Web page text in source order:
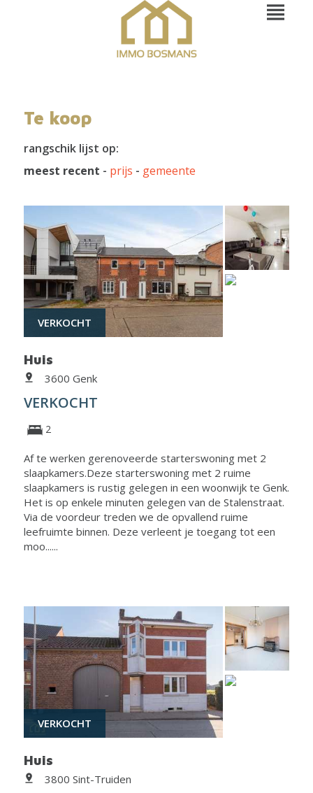
Te koop
rangschik lijst op:
meest recent - prijs - gemeente
VERKOCHT
Huis
3600 Genk
VERKOCHT
2
Af te werken gerenoveerde starterswoning met 2
slaapkamers.Deze starterswoning met 2 ruime
slaapkamers is rustig gelegen in een woonwijk te Genk.
Het is op enkele minuten gelegen van de Stalenstraat.
Via de voordeur treden we de opvallend ruime
leefruimte binnen. Deze verleent je toegang tot een
moo......
VERKOCHT
Huis
3800 Sint-Truiden